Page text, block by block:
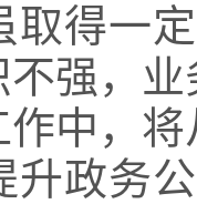
取得一
强，
中，
务公